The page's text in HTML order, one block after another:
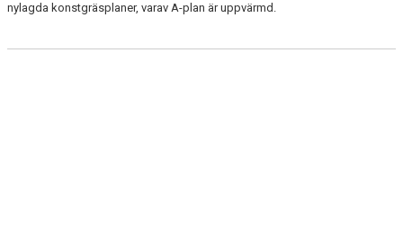
nylagda konstgräsplaner, varav A-plan är uppvärmd.